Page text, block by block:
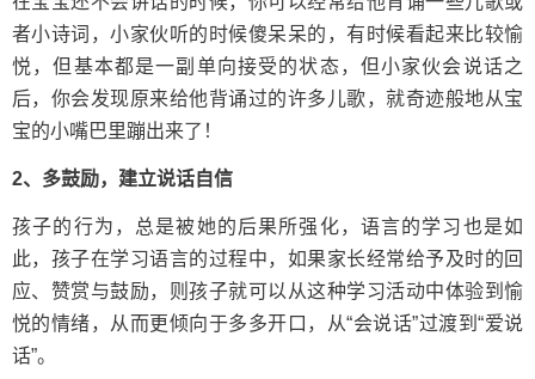
者小诗词，小家伙听的时候傻呆呆的，有时候看起来比较愉
悦，但基本都是一副单向接受的状态，但小家伙会说话之
后，你会发现原来给他背诵过的许多儿歌，就奇迹般地从宝
宝的小嘴巴里蹦出来了！
2、多鼓励，建立说话自信
孩子的行为，总是被她的后果所强化，语言的学习也是如
此，孩子在学习语言的过程中，如果家长经常给予及时的回
应、赞赏与鼓励，则孩子就可以从这种学习活动中体验到愉
悦的情绪，从而更倾向于多多开口，从“会说话”过渡到“爱说
话”。